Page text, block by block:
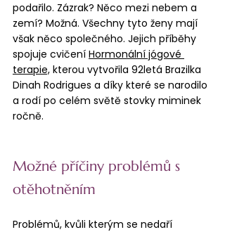
podařilo. Zázrak? Něco mezi nebem a
zemí? Možná. Všechny tyto ženy mají
však něco společného. Jejich příběhy
spojuje cvičení Hormonální jógové
terapie, kterou vytvořila 92letá Brazilka
Dinah Rodrigues a díky které se narodilo
a rodí po celém světě stovky miminek
ročně.
Možné příčiny problémů s
otěhotněním
Problémů, kvůli kterým se nedaří